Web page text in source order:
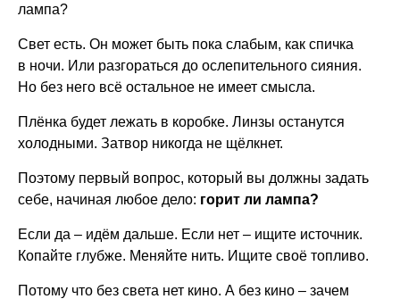
лампа?
Свет есть. Он может быть пока слабым, как спичка
в ночи. Или разгораться до ослепительного сияния.
Но без него всё остальное не имеет смысла.
Плёнка будет лежать в коробке. Линзы останутся
холодными. Затвор никогда не щёлкнет.
Поэтому первый вопрос, который вы должны задать
себе, начиная любое дело: горит ли лампа?
Если да – идём дальше. Если нет – ищите источник.
Копайте глубже. Меняйте нить. Ищите своё топливо.
Потому что без света нет кино. А без кино – зачем